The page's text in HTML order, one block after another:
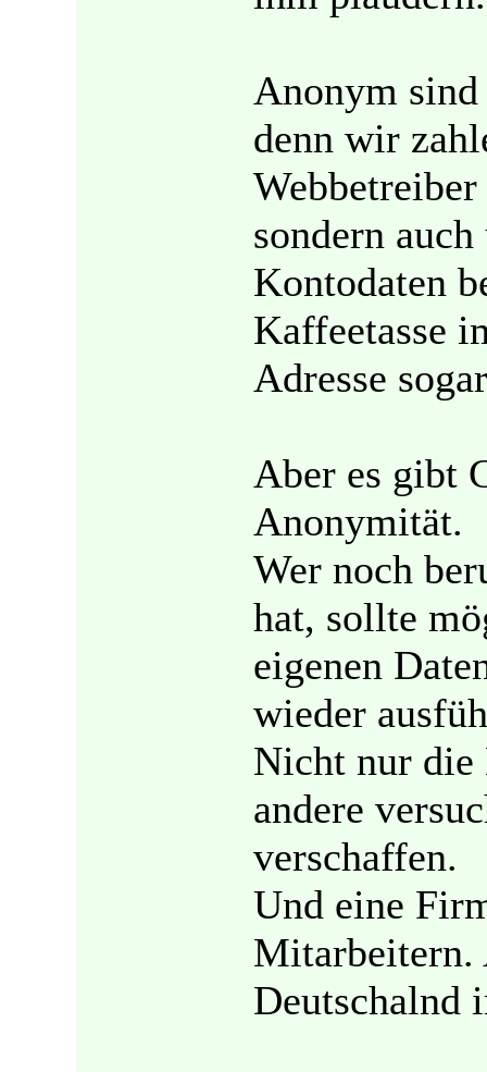
Anonym
denn wir
sondern
Kontodaten
Kaffeetasse
Adresse
Aber es gibt
Anonymität.
Wer noch
hat, sollte
eigenen
wieder
Nicht nur die
andere
verschaffen.
Und eine
Mitarbeitern.
Deutschalnd